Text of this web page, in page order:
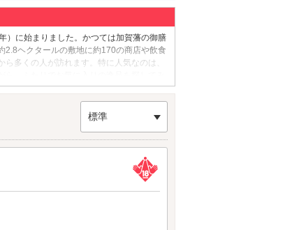
）に始まりました。かつては加賀藩の御膳
2.8ヘクタールの敷地に約170の商店や飲食
多くの人が訪れます。特に人気なのは、
、ふたりでお気に入りの逸品を探してみ
を楽しみながら味わえば、気取らないデー
からもアクセスが便利です。
標準